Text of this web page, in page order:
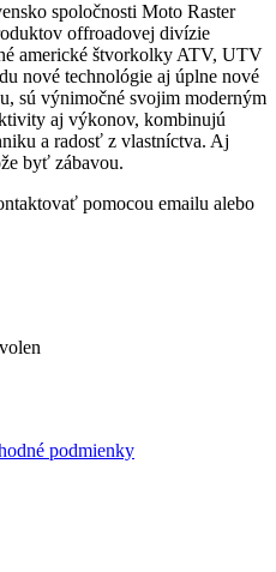
spoločnosti Moto Raster
offroadovej divízie
americké štvorkolky ATV, UTV
nové technológie aj úplne nové
sú výnimočné svojim moderným
aj výkonov, kombinujú
a radosť z vlastníctva. Aj
byť zábavou.
pomocou emailu alebo
podmienky